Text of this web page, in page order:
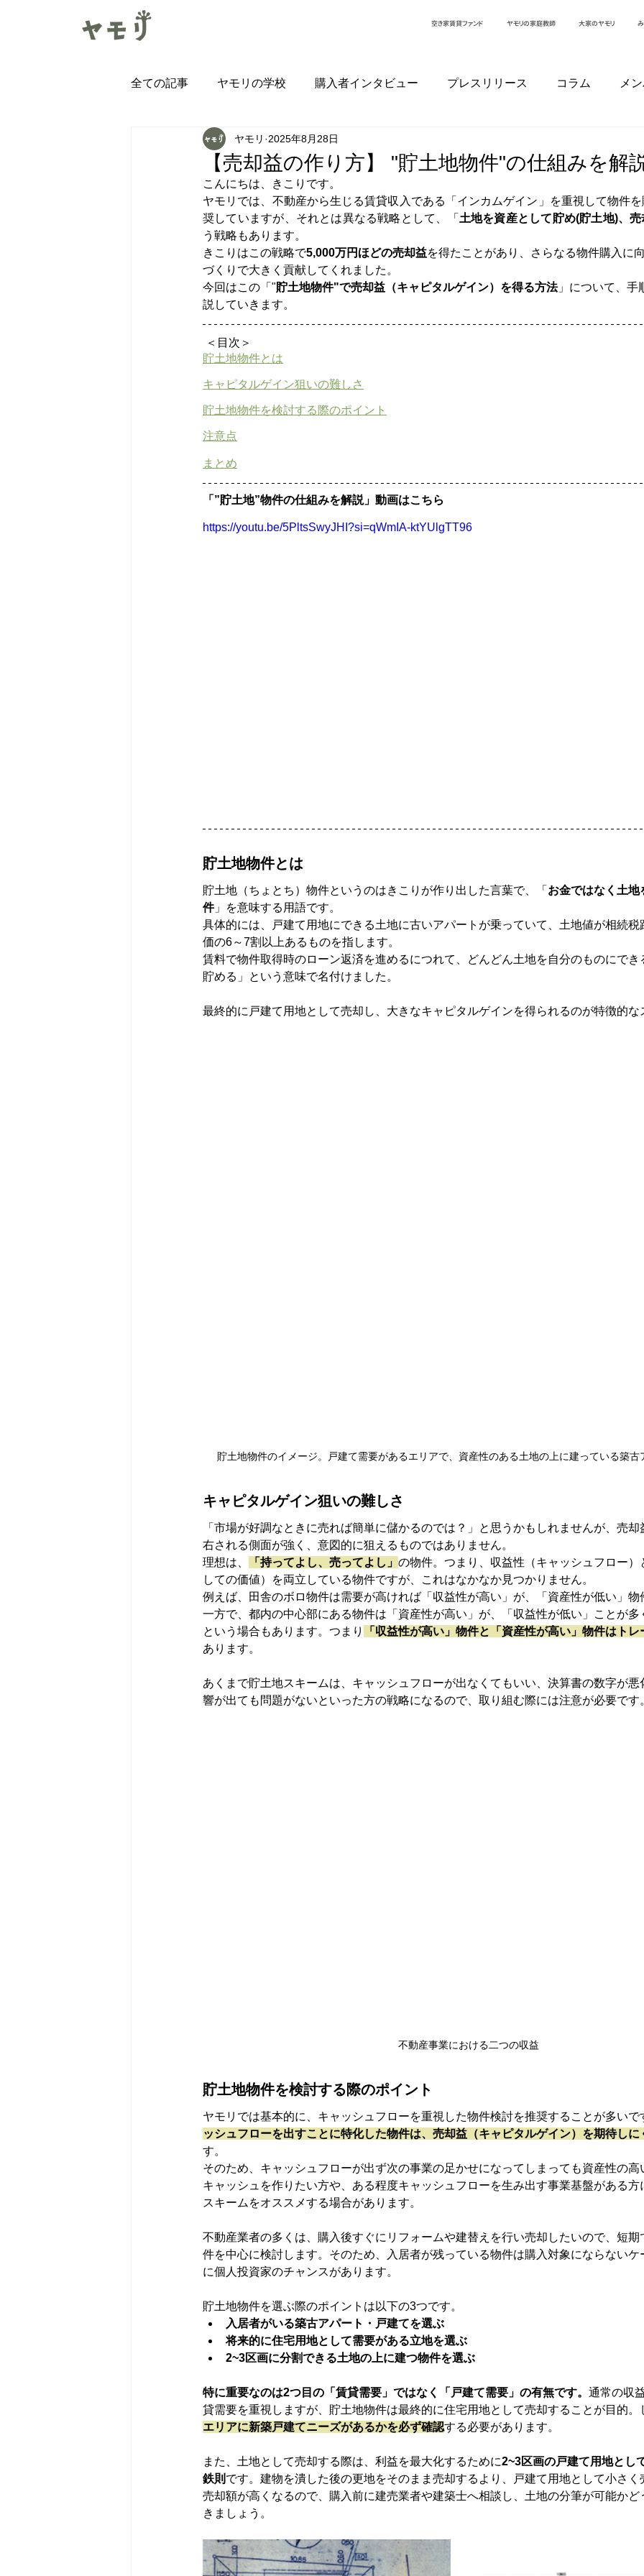
空き家賃貸ファンド ヤモリの家庭教師 大家のヤモリ
全ての記事 ヤモリの学校 購入者インタビュー プレスリリース コラム メ
みまもりヤモリ導入インタビュー
【売却益の作り方】 "貯土地物件"の仕組みを解
ヤモリ 2025年8月28日
こんにちは、きこりです。
ヤモリでは、不動産から生じる賃貸収入である「インカムゲイン」を重視して物件
奨していますが、それとは異なる戦略として、「 土地を資産として貯め(貯土地)、
う戦略もあります。
きこりはこの戦略で5,000万円ほどの売却益を得たことがあり、さらなる物件購入に
づくりで大きく貢献してくれました。
今回はこの「"貯土地物件"で売却益（キャピタルゲイン）を得る方法」について、手
説していきます。
＜目次＞
貯土地物件とは
キャピタルゲイン狙いの難しさ
貯土地物件を検討する際のポイント
注意点
まとめ
「”貯土地”物件の仕組みを解説」動画はこちら
https://youtu.be/5PltsSwyJHI?si=qWmIA-ktYUlgTT96
貯土地物件とは
貯土地（ちょとち）物件というのはきこりが作り出した言葉で、「 お金ではなく土地
件」を意味する用語です。
具体的には、戸建て用地にできる土地に古いアパートが乗っていて、土地値が相続税
価の6～7割以上あるものを指します。
賃料で物件取得時のローン返済を進めるにつれて、どんどん土地を自分のものにでき
貯める」という意味で名付けました。
最終的に戸建て用地として売却し、大きなキャピタルゲインを得られるのが特徴的な
貯土地物件のイメージ。戸建て需要があるエリアで、資産性のある土地の上に建っている築古
キャピタルゲイン狙いの難しさ
「市場が好調なときに売れば簡単に儲かるのでは？」と思うかもしれませんが、売
右される側面が強く、意図的に狙えるものではありません。
理想は、
「持ってよし、売ってよし」 の物件。つまり、収益性（キャッシュフロー）
しての価値）を両立している物件ですが、これはなかなか見つかりません。
例えば、田舎のボロ物件は需要が高ければ「収益性が高い」が、「資産性が低い」物
一方で、都内の中心部にある物件は「資産性が高い」が、「収益性が低い」ことが多
という場合もあります。つまり
「収益性が高い」物件と「資産性が高い」物件はトレ
あります。
あくまで貯土地スキームは、キャッシュフローが出なくてもいい、決算書の数字が悪
響が出ても問題がないといった方の戦略になるので、取り組む際には注意が必要です
不動産事業における二つの収益
貯土地物件を検討する際のポイント
ヤモリでは基本的に、キャッシュフローを重視した物件検討を推奨することが多いで
ッシュフローを出すことに特化した物件は、売却益（キャピタルゲイン）を期待しに
す。
そのため、キャッシュフローが出ず次の事業の足かせになってしまっても資産性の高
キャッシュを作りたい方や、ある程度キャッシュフローを生み出す事業基盤がある方
スキームをオススメする場合があります。
不動産業者の多くは、購入後すぐにリフォームや建替えを行い売却したいので、短期
件を中心に検討します。そのため、入居者が残っている物件は購入対象にならないケ
に個人投資家のチャンスがあります。
貯土地物件を選ぶ際のポイントは以下の3つです。
入居者がいる築古アパート・戸建てを選ぶ
将来的に住宅用地として需要がある立地を選ぶ
2~3区画に分割できる土地の上に建つ物件を選ぶ
特に重要なのは2つ目の「賃貸需要」ではなく「戸建て需要」の有無です。 通常の収
貸需要を重視しますが、貯土地物件は最終的に住宅用地として売却することが目的。
エリアに新築戸建てニーズがあるかを必ず確認する必要があります。
また、土地として売却する際は、利益を最大化するために2~3区画の戸建て用地とし
鉄則 です。建物を潰した後の更地をそのまま売却するより、戸建て用地として小さく
売却額が高くなるので、購入前に建売業者や建築士へ相談し、土地の分筆が可能かど
きましょう。